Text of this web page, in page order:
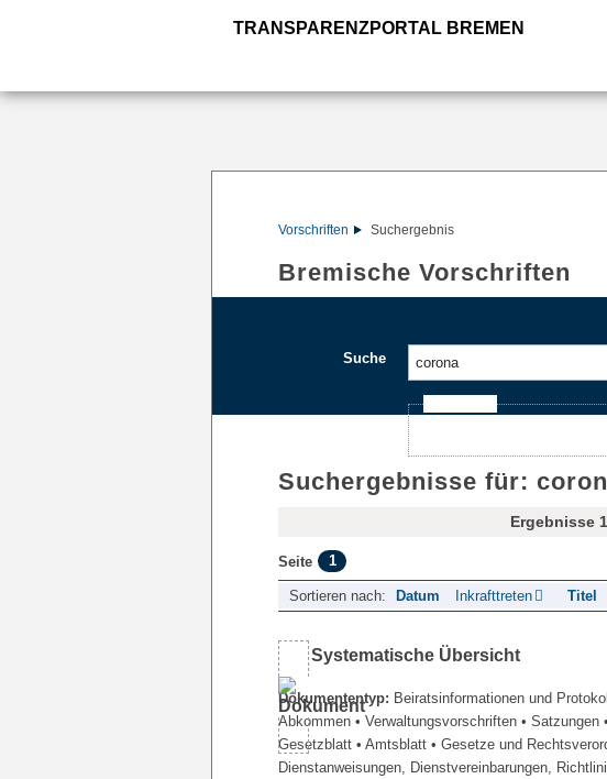
TRANSPARENZPORTAL BREMEN
Vorschriften Suchergebnis
Bremische Vorschriften
Suche
Suchergebnisse für:
Ergebnisse
Seite 1
Sortieren nach: Datum Inkrafttreten Titel
Systematische Übersicht
Dokumententyp: Beiratsinformationen und
Abkommen • Verwaltungsvorschriften • Satzungen
Gesetzblatt • Amtsblatt • Gesetze und
Dienstanweisungen, Dienstvereinbarungen,